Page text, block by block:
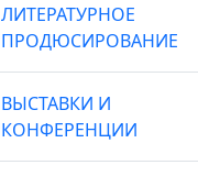
ЛИТЕРАТУРНОЕ
ПРОДЮСИРОВАНИЕ
ВЫСТАВКИ И
КОНФЕРЕНЦИИ